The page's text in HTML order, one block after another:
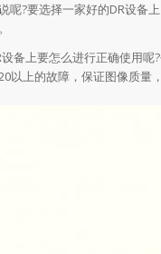
呢?要选择一家好的DR设备
上要怎么进行正确使用呢?
以上的故障，保证图像质量